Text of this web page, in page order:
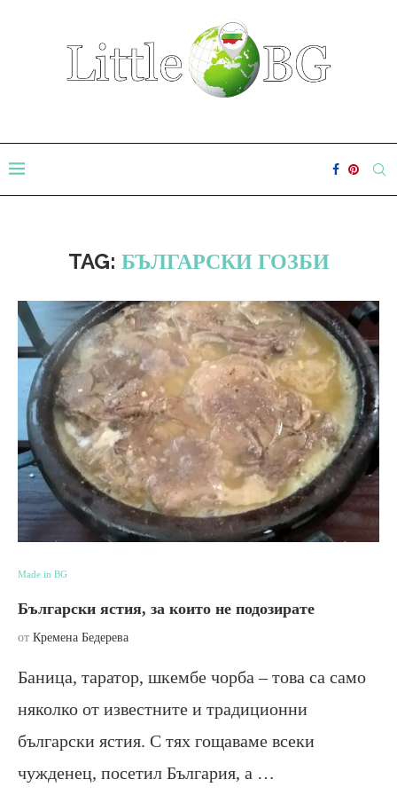
TAG: БЪЛГАРСКИ ГОЗБИ
Made in BG
Български ястия, за които не подозирате
от Кремена Бедерева
Баница, таратор, шкембе чорба – това са само
няколко от известните и традиционни
български ястия. С тях гощаваме всеки
чужденец, посетил България, а …